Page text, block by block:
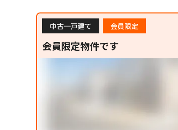
中古一戸建て 会員限定
会員限定物件です